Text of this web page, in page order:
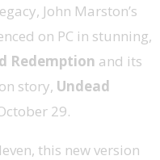
John Marston’s
on PC in stunning,
Redemption and its
story, Undead
29.
this new version